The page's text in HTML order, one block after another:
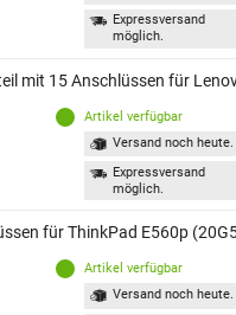
Expressversand
möglich.
mit 15 Anschlüssen für
Artikel verfügbar
Versand noch heute.
Expressversand
möglich.
für ThinkPad E560p
Artikel verfügbar
Versand noch heute.